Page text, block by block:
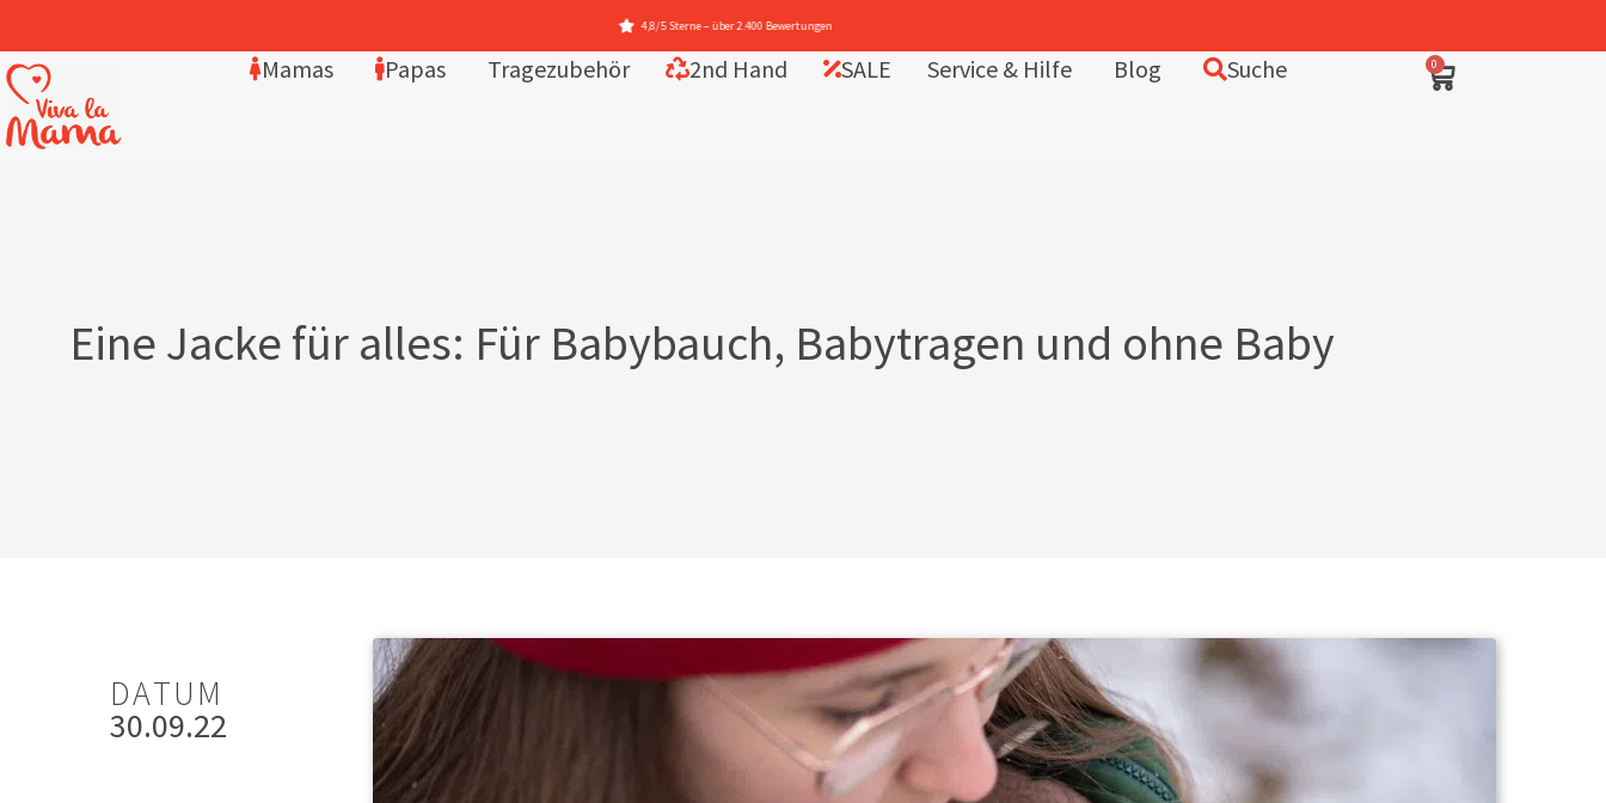
Mamas Papas Tragezubehör 2nd Hand SALE Service & Hilfe Blog Suche 0
Eine Jacke für alles: Für Babybauch, Babytragen und ohne Baby
DATUM
30.09.22